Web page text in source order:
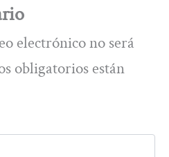
electrónico no será
obligatorios están